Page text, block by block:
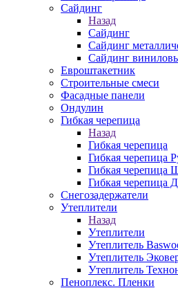
Сайдинг
Назад
Сайдинг
Сайдинг
Сайдинг
Евроштакетник
Строительные смеси
Фасадные панели
Ондулин
Гибкая черепица
Назад
Гибкая черепица
Гибкая черепица
Гибкая черепица
Гибкая черепица
Снегозадержатели
Утеплители
Назад
Утеплители
Утеплитель
Утеплитель
Утеплитель
Пеноплекс. Пленки